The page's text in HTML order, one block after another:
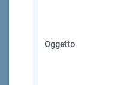
Oggetto